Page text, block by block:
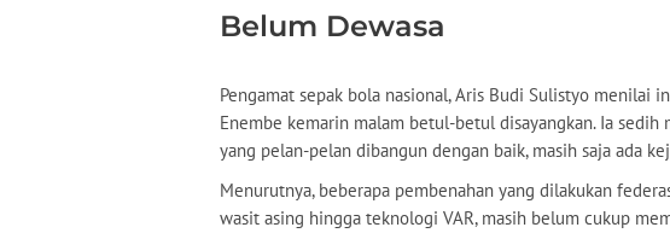
Belum Dewasa
Pengamat sepak bola nasional, Aris Budi Sulistyo menilai
Enembe kemarin malam betul-betul disayangkan. Ia
yang pelan-pelan dibangun dengan baik, masih saja ada
Menurutnya, beberapa pembenahan yang dilakukan
wasit asing hingga teknologi VAR, masih belum cukup